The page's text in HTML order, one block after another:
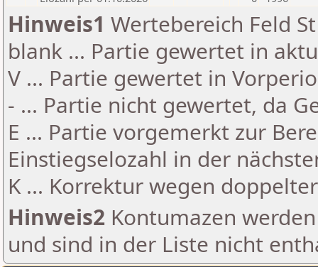
Hinweis1 Wertebereich Feld
blank ... Partie gewertet in
V ... Partie gewertet in
- ... Partie nicht gewertet, da
E ... Partie vorgemerkt zur
Einstiegselozahl in der
K ... Korrektur wegen
Hinweis2 Kontumazen
und sind in der Liste nicht